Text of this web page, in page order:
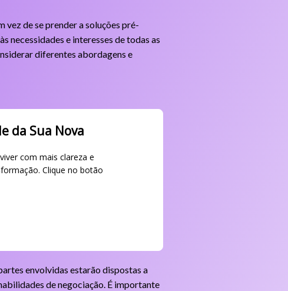
de se prender a soluções pré-
necessidades e interesses de todas as
diferentes abordagens e
da Sua Nova
com mais clareza e
Clique no botão
envolvidas estarão dispostas a
de negociação. É importante